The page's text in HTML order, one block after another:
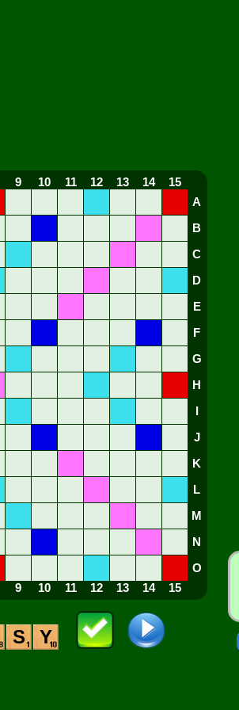
9 10 11 12 13 14
15
A
B
C
D
E
F
G
H
J
K
L
M
N
O
9 10 11 12 13 14 15
S Y